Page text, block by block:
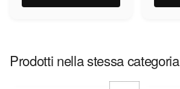
Prodotti nella stessa categoria